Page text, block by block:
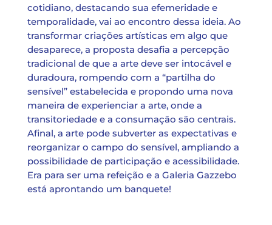
cotidiano, destacando sua efemeridade e
temporalidade, vai ao encontro dessa ideia. Ao
transformar criações artísticas em algo que
desaparece, a proposta desafia a percepção
tradicional de que a arte deve ser intocável e
duradoura, rompendo com a “partilha do
sensível” estabelecida e propondo uma nova
maneira de experienciar a arte, onde a
transitoriedade e a consumação são centrais.
Afinal, a arte pode subverter as expectativas e
reorganizar o campo do sensível, ampliando a
possibilidade de participação e acessibilidade.
Era para ser uma refeição e a Galeria Gazzebo
está aprontando um banquete!